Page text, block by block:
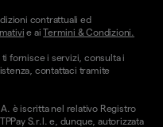
contrattuali ed
e aiTermini & Condizioni.
fornisce i servizi, consulta i
contattaci tramite
è iscritta nel relativo Registro
S.r.l. e, dunque, autorizzata